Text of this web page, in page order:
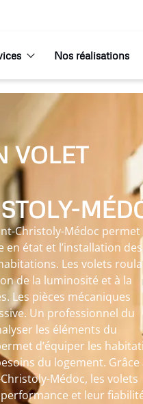
Nos réalisations
VOLET
Christoly-Médoc permet
en état et l’installation des
Les volets
de la luminosité et à la
Les pièces mécaniques
Un professionnel du
les éléments du
d’équiper les
du logement. Grâce
Médoc, les volets
et leur